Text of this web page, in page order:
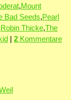
,Mount
Bad Seeds,Pearl
Robin Thicke,The
2 Kommentare